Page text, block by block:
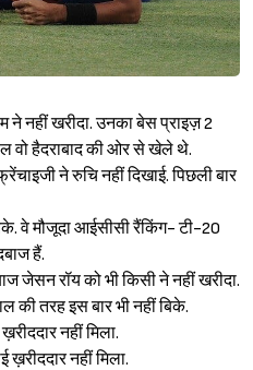
Sign in
ने नहीं खरीदा. उनका बेस प्राइज़ 2
वो हैदराबाद की ओर से खेले थे.
ने रुचि नहीं दिखाई. पिछली बार
वे मौजूदा आईसीसी रैंकिंग- टी-20
हैं.
जेसन रॉय को भी किसी ने नहीं खरीदा.
की तरह इस बार भी नहीं बिके.
नहीं मिला.
ख़रीददार नहीं मिला.